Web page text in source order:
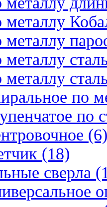
по
по
(6)
(18)
сверла